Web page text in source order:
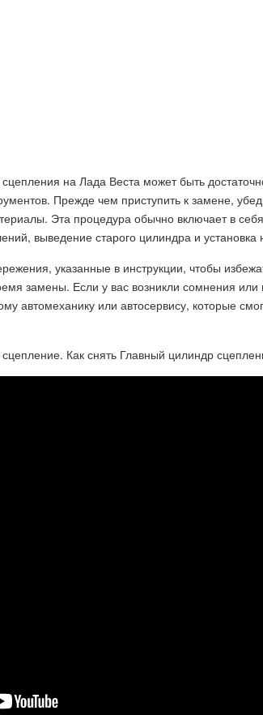
на Лада Веста может быть
Прежде чем приступить к замене,
Эта процедура обычно включает в
выведение старого цилиндра и установка
указанные в инструкции, чтобы
замены. Если у вас возникли сомнения
автомеханику или автосервису, которые
Как снять Главный цилиндр